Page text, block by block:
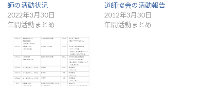
師の活動状況
2022年3月30日
年間活動まとめ
道師協会の活動報告
2012年3月30日
年間活動まとめ